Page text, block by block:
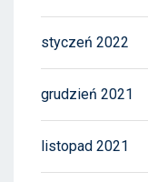
styczeń 2022
grudzień 2021
listopad 2021